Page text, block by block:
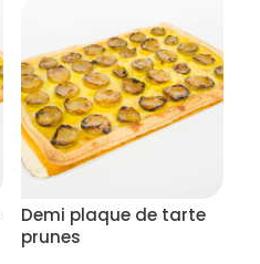
plusieurs
variations.
Les
options
peuvent
être
choisies
page
Demi plaque de tarte
prunes